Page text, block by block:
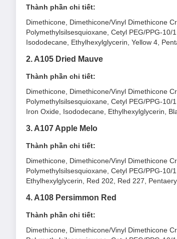
Thành phần chi tiết:
Dimethicone, Dimethicone/Vinyl Dimethicone
Polymethylsilsesquioxane, Cetyl PEG/PPG-
Isododecane, Ethylhexylglycerin, Yellow 4,
2. A105 Dried Mauve
Thành phần chi tiết:
Dimethicone, Dimethicone/Vinyl Dimethicone
Polymethylsilsesquioxane, Cetyl PEG/PPG-
Iron Oxide, Isododecane, Ethylhexylglycerin,
3. A107 Apple Melo
Thành phần chi tiết:
Dimethicone, Dimethicone/Vinyl Dimethicone
Polymethylsilsesquioxane, Cetyl PEG/PPG-
Ethylhexylglycerin, Red 202, Red 227,
4. A108 Persimmon Red
Thành phần chi tiết:
Dimethicone, Dimethicone/Vinyl Dimethicone